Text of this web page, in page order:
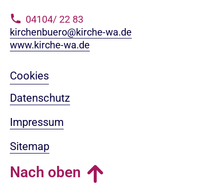
04104/ 22 83
kirchenbuero@kirche-wa.de
www.kirche-wa.de
Cookies
Datenschutz
Impressum
Sitemap
Nach oben